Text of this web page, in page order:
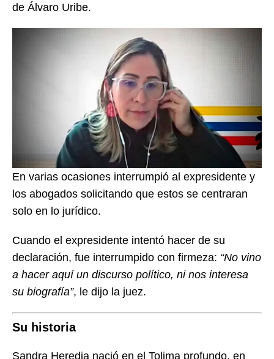
de Álvaro Uribe.
En varias ocasiones interrumpió al expresidente y
los abogados solicitando que estos se centraran
solo en lo jurídico.
Cuando el expresidente intentó hacer de su
declaración, fue interrumpido con firmeza: “No vino
a hacer aquí un discurso político, ni nos interesa
su biografía”, le dijo la juez.
Su historia
Sandra Heredia nació en el Tolima profundo, en